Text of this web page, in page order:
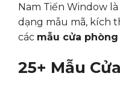
Nam Tiến Window
dạng mẫu mã, kích
các mẫu cửa
25+ Mẫu